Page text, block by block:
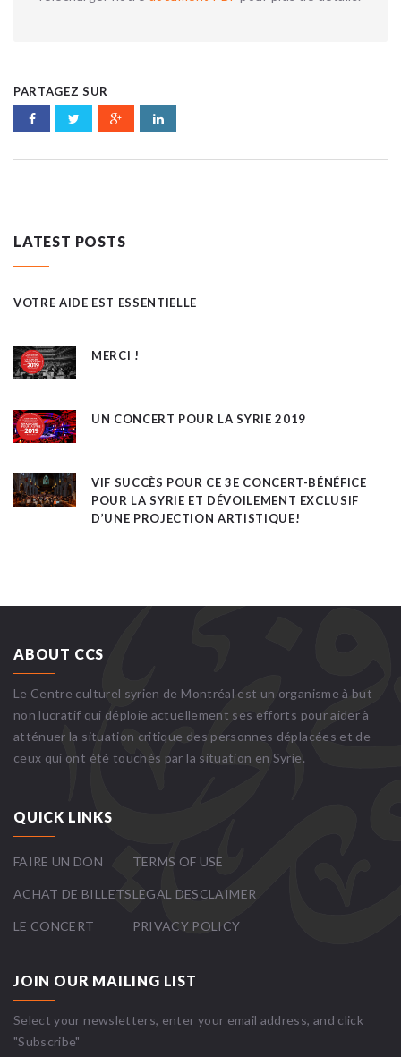
PARTAGEZ SUR
LATEST POSTS
VOTRE AIDE EST ESSENTIELLE
MERCI !
UN CONCERT POUR LA SYRIE 2019
VIF SUCCÈS POUR CE 3E CONCERT-BÉNÉFICE
POUR LA SYRIE ET DÉVOILEMENT EXCLUSIF
D’UNE PROJECTION ARTISTIQUE!
ABOUT CCS
Le Centre culturel syrien de Montréal est un organisme à but
non lucratif qui déploie actuellement ses efforts pour aider à
atténuer la situation critique des personnes déplacées et de
ceux qui ont été touchés par la situation en Syrie.
QUICK LINKS
FAIRE UN DON
ACHAT DE BILLETS
LE CONCERT
TERMS OF USE
LEGAL DESCLAIMER
PRIVACY POLICY
JOIN OUR MAILING LIST
Select your newsletters, enter your email address, and click
"Subscribe"